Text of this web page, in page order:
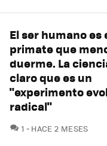
El ser humano es
primate que
duerme. La
claro que es un
"experimento
radical"
1 COMENTARIOS
HACE 2 MESES